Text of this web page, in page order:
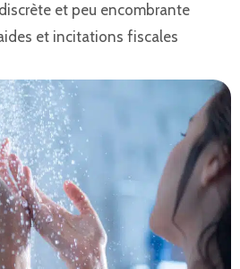
et peu encombrante
et incitations fiscales